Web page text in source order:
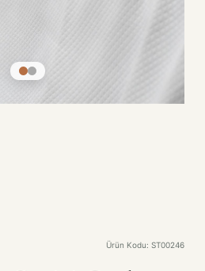
Ürün Kodu: ST00246